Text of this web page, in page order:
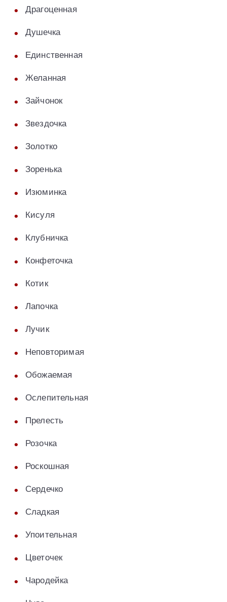
Драгоценная
Душечка
Единственная
Желанная
Зайчонок
Звездочка
Золотко
Зоренька
Изюминка
Кисуля
Клубничка
Конфеточка
Котик
Лапочка
Лучик
Неповторимая
Обожаемая
Ослепительная
Прелесть
Розочка
Роскошная
Сердечко
Сладкая
Упоительная
Цветочек
Чародейка